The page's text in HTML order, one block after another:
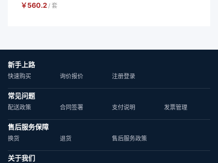
￥560.2 / 套
新手上路
快速购买 询价报价 注册登录
常见问题
配送政策 合同签署 支付说明 发票管理
售后服务保障
换货 退货 售后服务政策
关于我们